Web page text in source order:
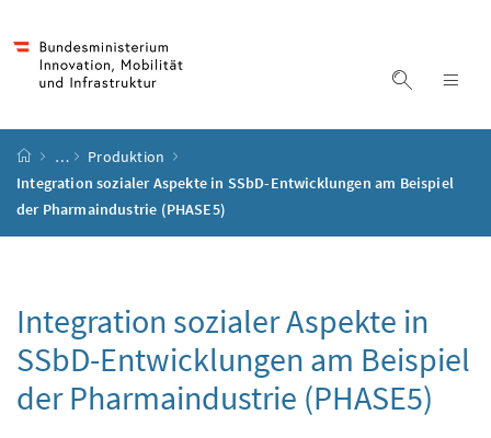
Suche
Startseite
…
Produktion
Integration sozialer Aspekte in SSbD-Entwicklungen am Beispiel
der Pharmaindustrie (PHASE5)
Integration sozialer Aspekte in
SSbD-Entwicklungen am Beispiel
der Pharmaindustrie (PHASE5)